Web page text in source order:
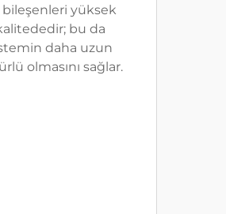
bileşenleri yüksek
bu da
daha uzun
olmasını sağlar.